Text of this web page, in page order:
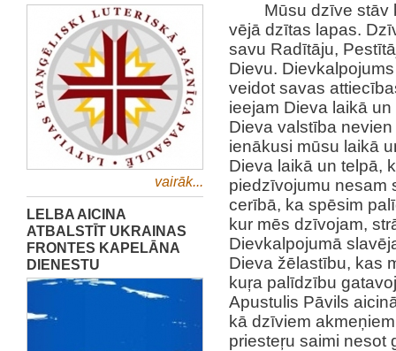
vairāk...
LELBA AICINA
ATBALSTĪT UKRAINAS
FRONTES KAPELĀNA
DIENESTU
Mūsu dzīve stāv
vējā dzītas lapas.
savu Radītāju,
Dievu.
veidot savas
ieejam Dieva laikā
Dieva valstība
ienākusi mūsu laikā
Dieva laikā un telpā,
piedzīvojumu nesam
cerībā, ka spēsim
kur mēs dzīvojam,
Dievkalpojumā
Dieva žēlastību, kas
kuŗa palīdzību
Apustulis Pāvils
kā dzīviem
priesteŗu saimi